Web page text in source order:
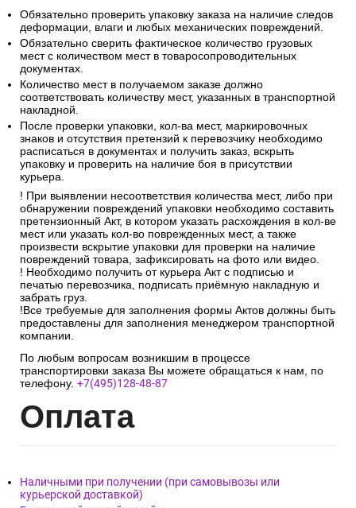
Обязательно проверить упаковку заказа на наличие следов
деформации, влаги и любых механических повреждений.
Обязательно сверить фактическое количество грузовых
мест с количеством мест в товаросопроводительных
документах.
Количество мест в получаемом заказе должно
соответствовать количеству мест, указанных в транспортной
накладной.
После проверки упаковки, кол-ва мест, маркировочных
знаков и отсутствия претензий к перевозчику необходимо
расписаться в документах и получить заказ, вскрыть
упаковку и проверить на наличие боя в присутствии
курьера.
! При выявлении несоответствия количества мест, либо при
обнаружении повреждений упаковки необходимо составить
претензионный Акт, в котором указать расхождения в кол-ве
мест или указать кол-во поврежденных мест, а также
произвести вскрытие упаковки для проверки на наличие
повреждений товара, зафиксировать на фото или видео.
! Необходимо получить от курьера Акт с подписью и
печатью перевозчика, подписать приёмную накладную и
забрать груз.
!Все требуемые для заполнения формы Актов должны быть
предоставлены для заполнения менеджером транспортной
компании.
По любым вопросам возникшим в процессе
транспортировки заказа Вы можете обращаться к нам, по
телефону. +7(495)128-48-87
Оплата
Наличными при получении (при самовывозы или
курьерской доставкой)